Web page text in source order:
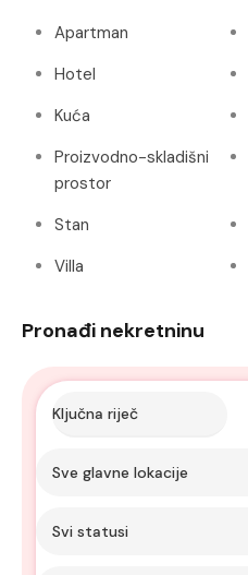
Apartman
Hotel
Kuća
Proizvodno-skladišni
prostor
Stan
Villa
Pronađi nekretninu
Sve glavne lokacije
Svi statusi